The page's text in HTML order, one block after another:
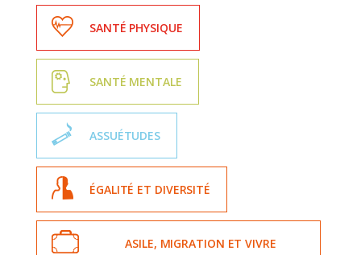
SANTÉ PHYSIQUE
SANTÉ MENTALE
ASSUÉTUDES
ÉGALITÉ ET DIVERSITÉ
ASILE, MIGRATION ET VIVRE